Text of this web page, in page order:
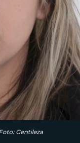
Gentileza